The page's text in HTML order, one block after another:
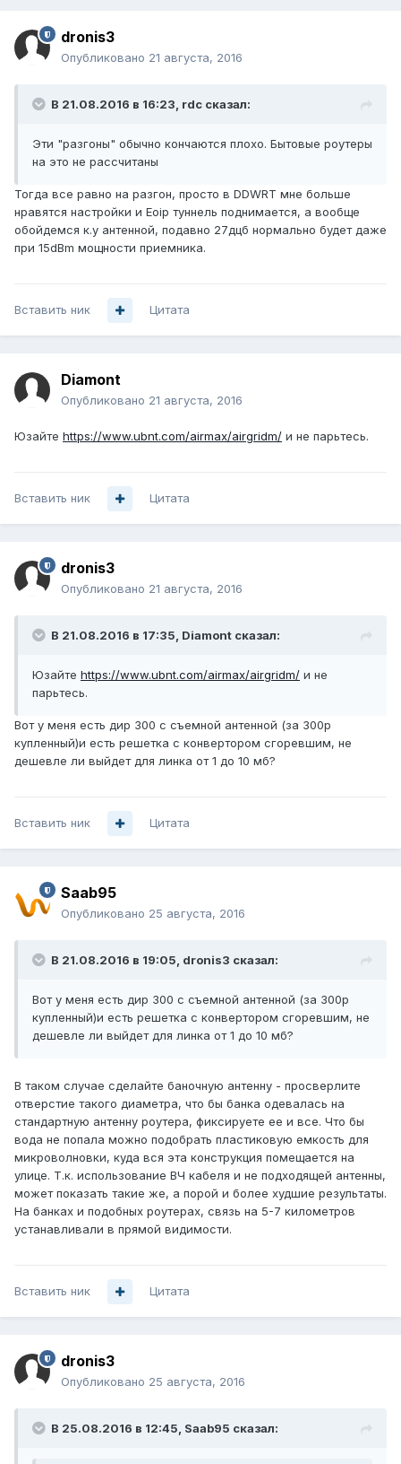
dronis3
Опубликовано 21 августа, 2016
В 21.08.2016 в 16:23, rdc сказал:
Эти "разгоны" обычно кончаются плохо. Бытовые роутеры
на это не рассчитаны
Тогда все равно на разгон, просто в DDWRT мне больше
нравятся настройки и Eoip туннель поднимается, а вообще
обойдемся к.у антенной, подавно 27дцб нормально будет даже
при 15dBm мощности приемника.
Вставить ник Цитата
Diamont
Опубликовано 21 августа, 2016
Юзайте https://www.ubnt.com/airmax/airgridm/ и не парьтесь.
Вставить ник Цитата
dronis3
Опубликовано 21 августа, 2016
В 21.08.2016 в 17:35, Diamont сказал:
Юзайте https://www.ubnt.com/airmax/airgridm/ и не
парьтесь.
Вот у меня есть дир 300 с съемной антенной (за 300р
купленный)и есть решетка с конвертором сгоревшим, не
дешевле ли выйдет для линка от 1 до 10 мб?
Вставить ник Цитата
Saab95
Опубликовано 25 августа, 2016
В 21.08.2016 в 19:05, dronis3 сказал:
Вот у меня есть дир 300 с съемной антенной (за 300р
купленный)и есть решетка с конвертором сгоревшим, не
дешевле ли выйдет для линка от 1 до 10 мб?
В таком случае сделайте баночную антенну - просверлите
отверстие такого диаметра, что бы банка одевалась на
стандартную антенну роутера, фиксируете ее и все. Что бы
вода не попала можно подобрать пластиковую емкость для
микроволновки, куда вся эта конструкция помещается на
улице. Т.к. использование ВЧ кабеля и не подходящей антенны,
может показать такие же, а порой и более худшие результаты.
На банках и подобных роутерах, связь на 5-7 километров
устанавливали в прямой видимости.
Вставить ник Цитата
dronis3
Опубликовано 25 августа, 2016
В 25.08.2016 в 12:45, Saab95 сказал: